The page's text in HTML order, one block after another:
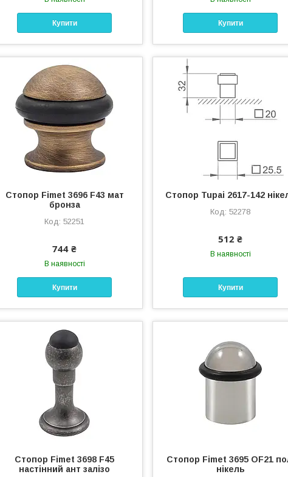
Купити Купити
Стопор Fimet 3696 F43 мат
бронза
52251
744 ₴
В наявності
Купити
Стопор Tupai 2617-142
52278
512 ₴
В наявності
Купити
Стопор Fimet 3698 F45
настінний ант залізо
Стопор Fimet 3695 OF21
нікель